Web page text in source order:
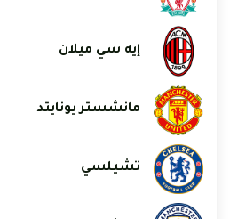
إيه سي ميلان
مانشستر يونايتد
تشيلسي